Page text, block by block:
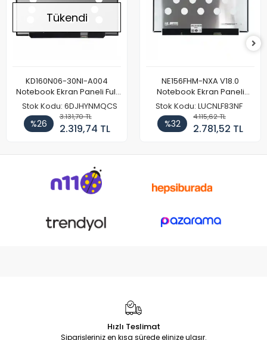
Tükendi
KD160N06-30NI-A004
Notebook Ekran Paneli Full
HD
Stok Kodu: 6DJHYNMQCS
%26
3.131,70 TL
2.319,74 TL
NE156FHM-NXA V18.0
Notebook Ekran Paneli
144Hz
Stok Kodu: LUCNLF83NF
%32
4.115,62 TL
2.781,52 TL
Hızlı Teslimat
Siparişleriniz en kısa sürede elinize ulaşır.